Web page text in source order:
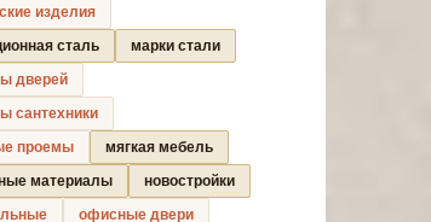
изделия
сталь
марки стали
дверей
сантехники
проемы
мягкая мебель
материалы
новостройки
офисные двери